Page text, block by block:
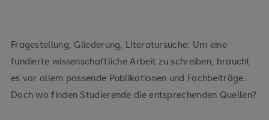
Fragestellung, Gliederung, Literatursuche: Um eine
fundierte wissenschaftliche Arbeit zu schreiben, braucht
es vor allem passende Publikationen und Fachbeiträge.
Doch wo finden Studierende die entsprechenden Quellen?